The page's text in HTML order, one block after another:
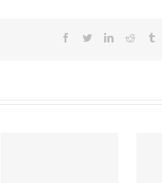
Facebook
TwitterLinkedinReddit